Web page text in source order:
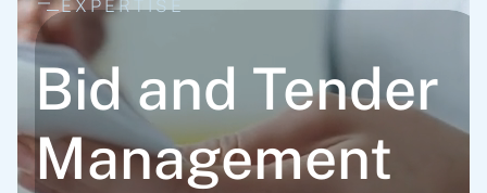
EXPERTISE
Bid and Tender
Management